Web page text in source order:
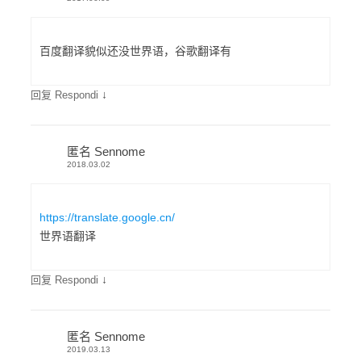
百度翻译貌似还没世界语，谷歌翻译有
回复 Respondi ↓
匿名 Sennome
2018.03.02
https://translate.google.cn/
世界语翻译
回复 Respondi ↓
匿名 Sennome
2019.03.13